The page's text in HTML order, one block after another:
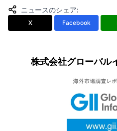
ニュースのシェア:
X Facebook
株式会社グローバル